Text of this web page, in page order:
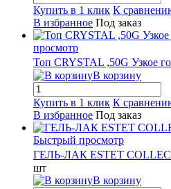
Купить в 1 клик К
В избранное Под заказ
просмотр
Топ CRYSTAL ,50G Узкое
В корзину
Купить в 1 клик К
В избранное Под заказ
Быстрый просмотр
ГЕЛЬ-ЛАК ESTET
шт
В корзину